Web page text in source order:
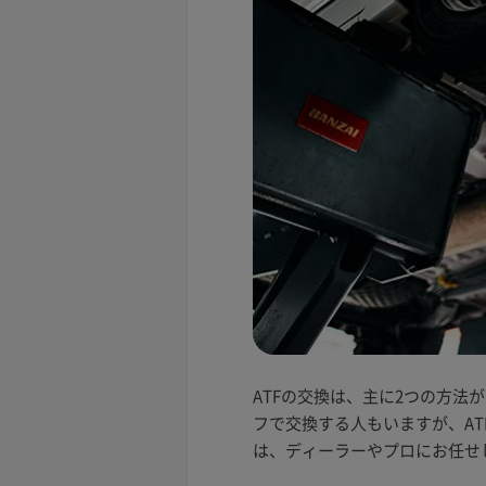
ATFの交換は、主に2つの方法
フで交換する人もいますが、
は、ディーラーやプロにお任